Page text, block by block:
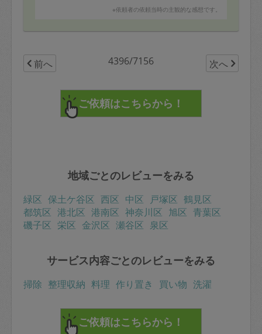
※依頼者の依頼当時の主観的な感想です。
前へ 4396/7156 次へ
地域ごとのレビューをみる
緑区 保土ケ谷区 西区 中区 戸塚区 鶴見区
都筑区 港北区 港南区 神奈川区 旭区 青葉区
磯子区 栄区 金沢区 瀬谷区 泉区
サービス内容ごとのレビューをみる
掃除 整理収納 料理 作り置き 買い物 洗濯